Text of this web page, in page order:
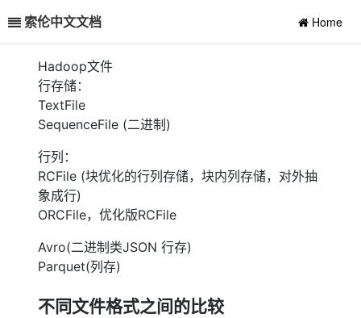
索伦中文文档 Home
Hadoop文件
行存储：
TextFile
SequenceFile (二进制)
行列：
RCFile (块优化的行列存储，块内列存储，对外抽
象成行)
ORCFile，优化版RCFile
Avro(二进制类JSON 行存)
Parquet(列存)
不同文件格式之间的比较